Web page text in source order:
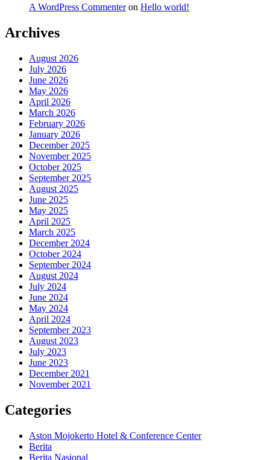
A WordPress Commenteron Hello world!
Archives
August 2026
July 2026
June 2026
May 2026
April 2026
March 2026
February 2026
January 2026
December 2025
November 2025
October 2025
September 2025
August 2025
June 2025
May 2025
April 2025
March 2025
December 2024
October 2024
September 2024
August 2024
July 2024
June 2024
May 2024
April 2024
September 2023
August 2023
July 2023
June 2023
December 2021
November 2021
Categories
Aston Mojokerto Hotel & Conference Center
Berita
Berita Nasional